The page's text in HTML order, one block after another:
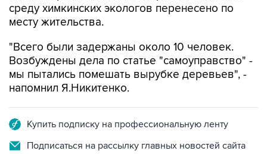
среду химкинских экологов перенесено по
месту жительства.
"Всего были задержаны около 10 человек.
Возбуждены дела по статье "самоуправство" -
мы пытались помешать вырубке деревьев", -
напомнил Я.Никитенко.
Купить подписку на профессиональную ленту
Подписаться на рассылку главных новостей сайта